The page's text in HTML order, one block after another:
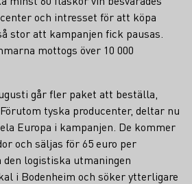
och intresset för att köpa
stor att kampanjen fick pausas.
mottogs över 10 000
går fler paket att beställa,
tyska producenter, deltar nu
Europa i kampanjen. De kommer
och säljas för 65 euro per
logistiska utmaningen
i Bodenheim och söker ytterligare